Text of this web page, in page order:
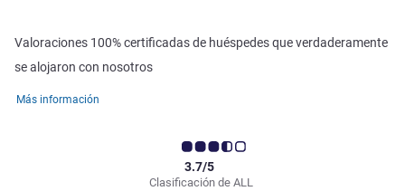
Valoraciones 100% certificadas de huéspedes que verdaderamente
se alojaron con nosotros
Más información
Clasificación de ALL
3.7/5